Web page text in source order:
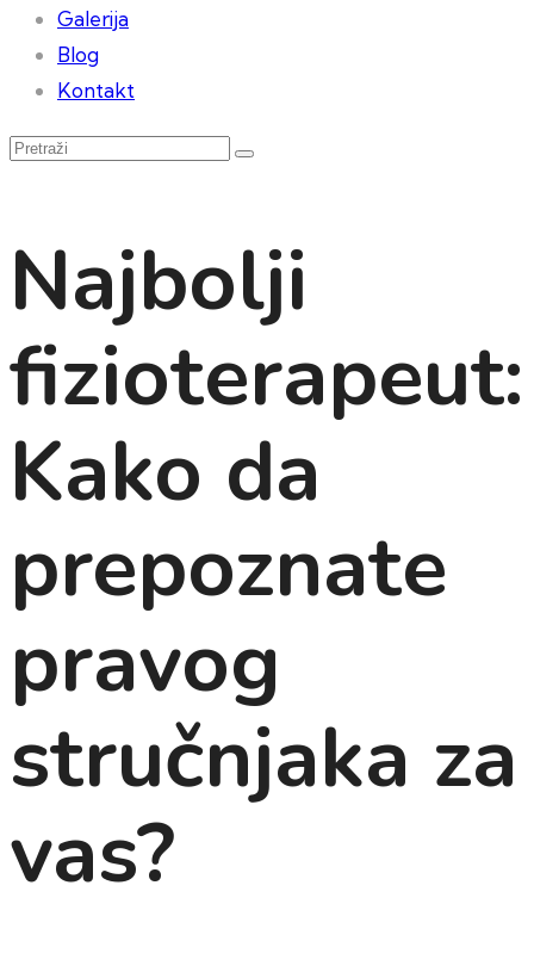
Galerija
Blog
Kontakt
Najbolji
fizioterapeut:
Kako da
prepoznate
pravog
stručnjaka za
vas?